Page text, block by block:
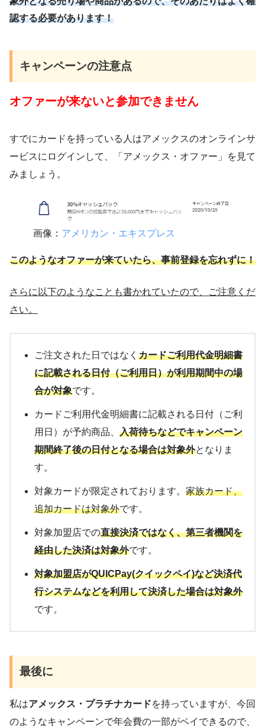
認する必要があります！
キャンペーンの注意点
オファーが来ないと参加できません
すでにカードを持っている人はアメックスのオンラインサ
ービスにログインして、「アメックス・オファー」を見て
みましょう。
画像： アメリカン・エキスプレス
このようなオファーが来ていたら、事前登録を忘れずに！
さらに以下のようなことも書かれていたので、ご注意くだ
さい。
ご注文された日ではなく カードご利用代金明細書
に記載される日付（ご利用日）が利用期間中の場
合が対象です。
カードご利用代金明細書に記載される日付（ご利
用日）が予約商品、 入荷待ちなどでキャンペーン
期間終了後の日付となる場合は対象外となりま
す。
対象カードが限定されております。 家族カード、
追加カードは対象外です。
対象加盟店での直接決済ではなく、第三者機関を
経由した決済は対象外です。
対象加盟店がQUICPay(クイックペイ)など決済代
行システムなどを利用して決済した場合は対象外
です。
最後に
私はアメックス・プラチナカードを持っていますが、今回
のようなキャンペーンで年会費の一部がペイできるので、